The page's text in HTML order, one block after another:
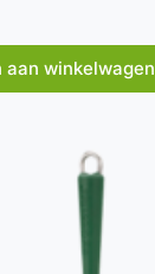
aan winkelwagen